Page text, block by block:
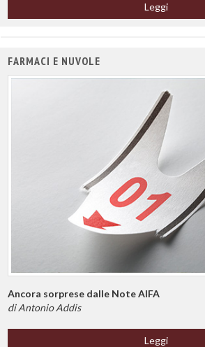
Leggi
FARMACI E NUVOLE
Ancora sorprese dalle Note AIFA
di Antonio Addis
Leggi